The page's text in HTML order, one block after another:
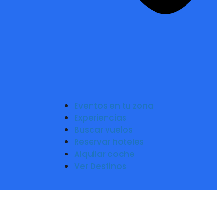
Eventos en tu zona
Experiencias
Buscar vuelos
Reservar hoteles
Alquilar coche
Ver Destinos